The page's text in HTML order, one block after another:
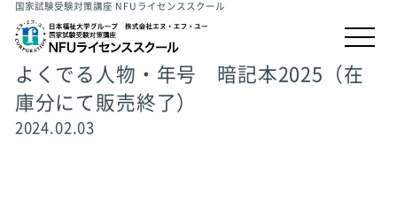
国家試験受験対策講座 NFUライセンススクール
よくでる人物・年号 暗記本2025（在
庫分にて販売終了）
2024.02.03